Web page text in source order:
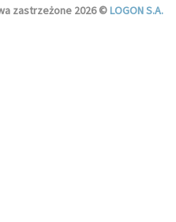
zastrzeżone 2026 ©LOGON S.A.